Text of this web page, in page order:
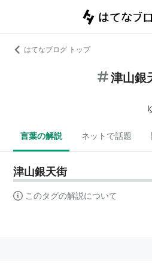
はてなブログ トップ
津山銀
言葉の解説 ネットで話題
津山銀天街
このタグの解説について